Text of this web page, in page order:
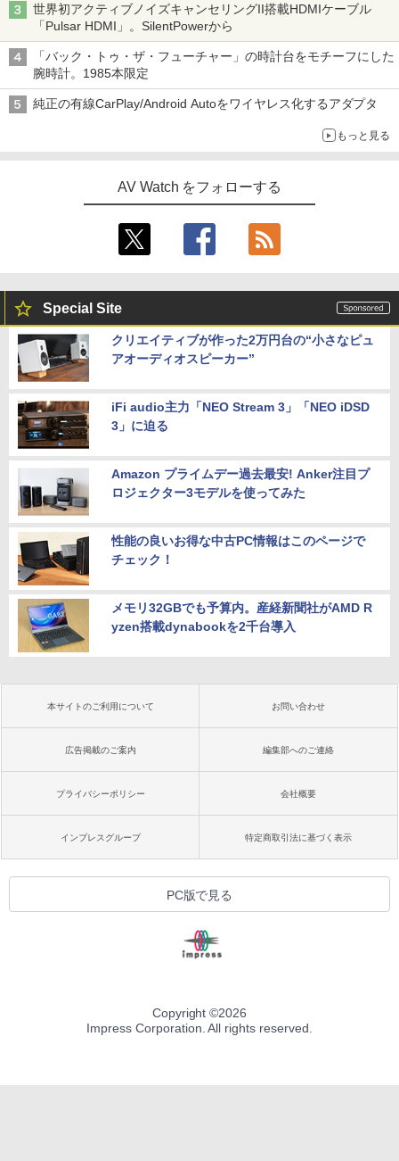
世界初アクティブノイズキャンセリングII搭載HDMIケーブル
「Pulsar HDMI」。SilentPowerから
「バック・トゥ・ザ・フューチャー」の時計台をモチーフにした
腕時計。1985本限定
純正の有線CarPlay/Android Autoをワイヤレス化するアダプタ
もっと見る
AV Watch をフォローする
Special Site
クリエイティブが作った2万円台の“小さなピュ
アオーディオスピーカー”
iFi audio主力「NEO Stream 3」「NEO iDSD
3」に迫る
Amazon プライムデー過去最安! Anker注目プ
ロジェクター3モデルを使ってみた
性能の良いお得な中古PC情報はこのページで
チェック！
メモリ32GBでも予算内。産経新聞社がAMD R
yzen搭載dynabookを2千台導入
本サイトのご利用について お問い合わせ
広告掲載のご案内 編集部へのご連絡
プライバシーポリシー 会社概要
インプレスグループ 特定商取引法に基づく表示
PC版で見る
Copyright ©2026
Impress Corporation. All rights reserved.